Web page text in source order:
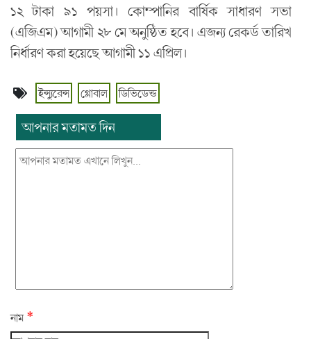
১২ টাকা ৯১ পয়সা। কোম্পানির বার্ষিক সাধারণ সভা
(এজিএম) আগামী ২৮ মে অনুষ্ঠিত হবে। এজন্য রেকর্ড তারিখ
নির্ধারণ করা হয়েছে আগামী ১১ এপ্রিল।
ইন্স্যুরেন্স গ্লোবাল ডিভিডেন্ড
আপনার মতামত দিন
নাম *